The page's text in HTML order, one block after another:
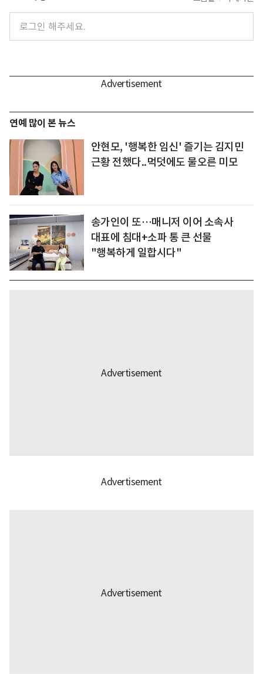
연예 많이 본 뉴스
안현모, '행복한 임신' 즐기는 김지민
근황 전했다..먹덧에도 물오른 미모
송가인이 또…매니저 이어 소속사
대표에 침대+소파 통 큰 선물
"행복하게 일합시다"